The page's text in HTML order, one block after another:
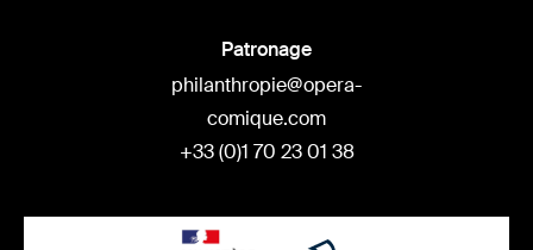
Patronage
philanthropie@opera-
comique.com
+33 (0)1 70 23 01 38